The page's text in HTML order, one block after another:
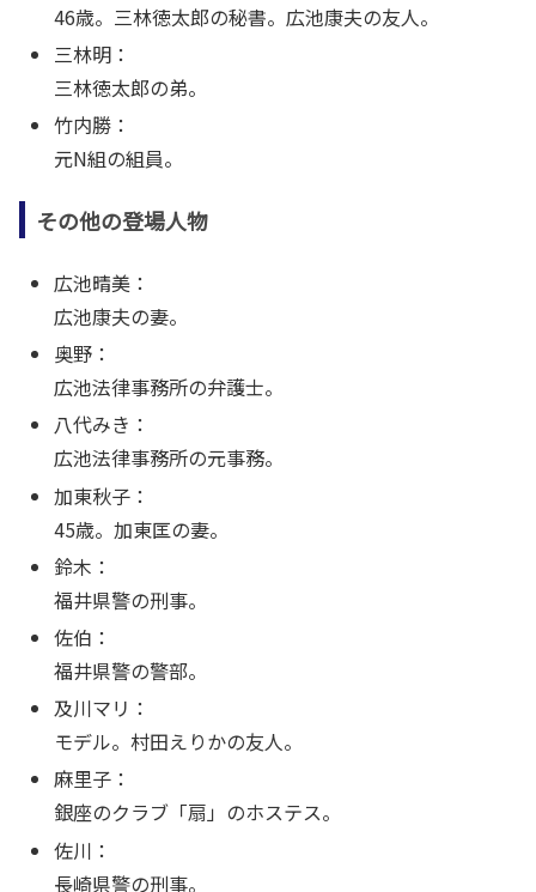
46歳。三林徳太郎の秘書。広池康夫の友人。
三林明：
三林徳太郎の弟。
竹内勝：
元N組の組員。
その他の登場人物
広池晴美：
広池康夫の妻。
奥野：
広池法律事務所の弁護士。
八代みき：
広池法律事務所の元事務。
加東秋子：
45歳。加東匡の妻。
鈴木：
福井県警の刑事。
佐伯：
福井県警の警部。
及川マリ：
モデル。村田えりかの友人。
麻里子：
銀座のクラブ「扇」のホステス。
佐川：
長崎県警の刑事。